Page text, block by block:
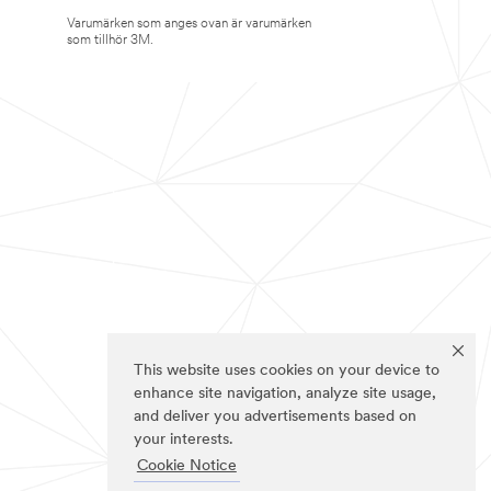
This website uses cookies on your device to
enhance site navigation, analyze site usage,
and deliver you advertisements based on
your interests.
Cookie Notice
Varumärken som anges ovan är varumärken
som tillhör 3M.